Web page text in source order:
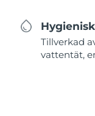
Tillverkad
vattentät,